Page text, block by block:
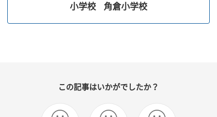
小学校 角倉小学校
この記事はいかがでしたか？